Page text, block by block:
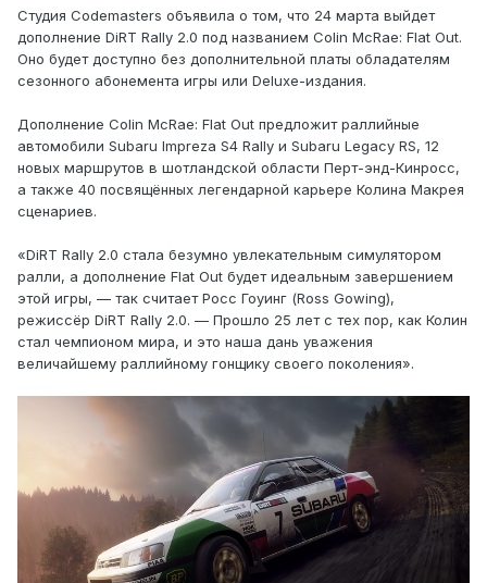
Студия Codemasters объявила о том, что 24 марта выйдет
дополнение DiRT Rally 2.0 под названием Colin McRae: Flat Out.
Оно будет доступно без дополнительной платы обладателям
сезонного абонемента игры или Deluxe-издания.
Дополнение Colin McRae: Flat Out предложит раллийные
автомобили Subaru Impreza S4 Rally и Subaru Legacy RS, 12
новых маршрутов в шотландской области Перт-энд-Кинросс,
а также 40 посвящённых легендарной карьере Колина Макрея
сценариев.
«DiRT Rally 2.0 стала безумно увлекательным симулятором
ралли, а дополнение Flat Out будет идеальным завершением
этой игры, — так считает Росс Гоуинг (Ross Gowing),
режиссёр DiRT Rally 2.0. — Прошло 25 лет с тех пор, как Колин
стал чемпионом мира, и это наша дань уважения
величайшему раллийному гонщику своего поколения».